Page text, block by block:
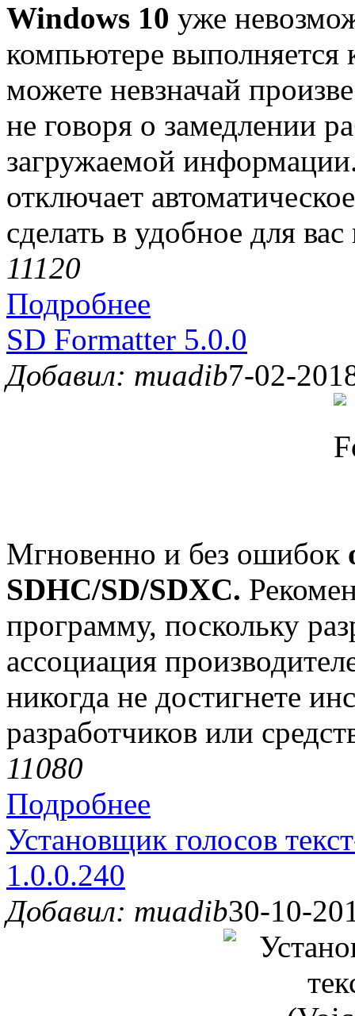
Windows 10 уже
компьютере выполняется
можете невзначай
не говоря о замедлении
загружаемой
отключает
сделать в удобное для
11120
Подробнее
SD Formatter 5.0.0
Добавил: muadib7-02-
Мгновенно и без ошибок
SDHC/SD/SDXC.
программу, поскольку
ассоциация
никогда не достигнете
разработчиков или
11080
Подробнее
Установщик голосов
1.0.0.240
Добавил: muadib30-10-